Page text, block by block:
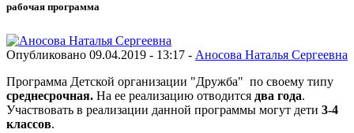
рабочая программа
Опубликовано 09.04.2019 - 13:17 - Аносова Наталья Сергеевна
Программа Детской организации "Дружба" по своему типу
среднесрочная. На ее реализацию отводится два года.
Участвовать в реализации данной программы могут дети 3-4
классов.